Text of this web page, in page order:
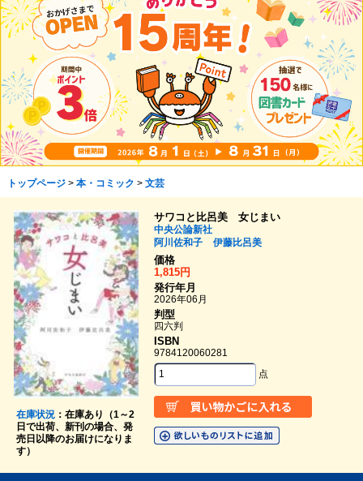
トップページ> 本・コミック > 文芸
在庫状況：在庫あり（1～2
日で出荷、新刊の場合、発
売日以降のお届けになりま
す）
サワコと比呂美 女じまい
中央公論新社
阿川佐和子
伊藤比呂美
価格
1,815円
発行年月
2026年06月
判型
四六判
ISBN
9784120060281
点